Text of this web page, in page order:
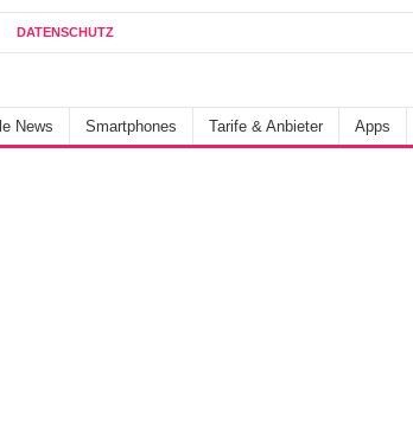
DATENSCHUTZ
News Smartphones Tarife & Anbieter Apps